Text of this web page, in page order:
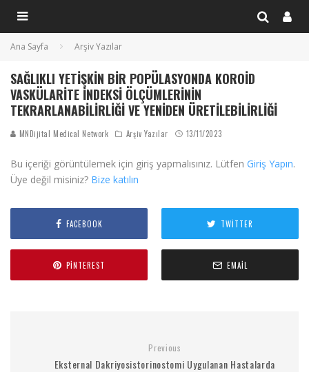
Ana Sayfa Arşiv Yazılar
SAĞLIKLI YETIŞKIN BIR POPÜLASYONDA KOROID
VASKÜLARITE İNDEKSI ÖLÇÜMLERININ
TEKRARLANABILIRLIĞI VE YENIDEN ÜRETILEBILIRLIĞI
MNDijital Medical Network Arşiv Yazılar 13/11/2023
Bu içeriği görüntülemek için giriş yapmalısınız. Lütfen Giriş Yapın.
Üye değil misiniz? Bize katılın
FACEBOOK TWITTER
PINTEREST EMAIL
Previous
Eksternal Dakriyosistorinostomi Uygulanan Hastalarda